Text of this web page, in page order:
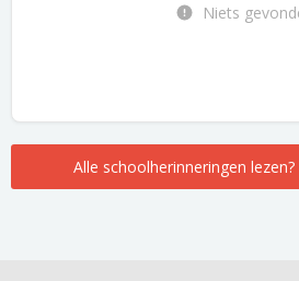
Niets
Alle schoolherinneringen